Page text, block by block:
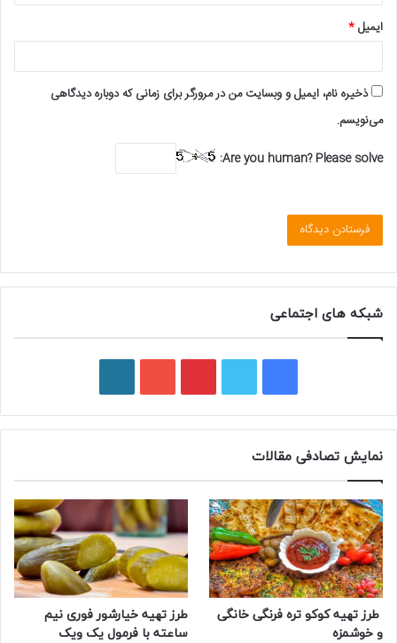
ایمیل*
ذخیره نام، ایمیل و وبسایت من در مرورگر برای زمانی که دوباره دیدگاهی
می‌نویسم.
Are you human? Please solve:
شبکه های اجتماعی
ی
س
ب
و
ک
و
ی
ت
ر
ی
ت
ر
ی
س
ت
و
ی
و
ب
ر
پ
س
نمایش تصادفی مقالات
طرز تهیه کوکو تره فرنگی خانگی
و خوشمزه
طرز تهیه خیارشور فوری نیم
ساعته با فرمول یک ویک